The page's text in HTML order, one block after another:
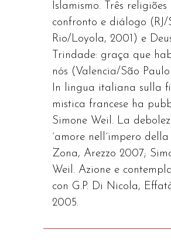
Islamismo. Três religiões
confronto e diálogo (RJ/
Rio/Loyola, 2001) e
Trindade: graça que
nós (Valencia/São
In lingua italiana sulla
mistica francese ha
Simone Weil. La
´amore nell´impero
Zona, Arezzo 2007;
Weil. Azione e
con G.P. Di Nicola,
2005.